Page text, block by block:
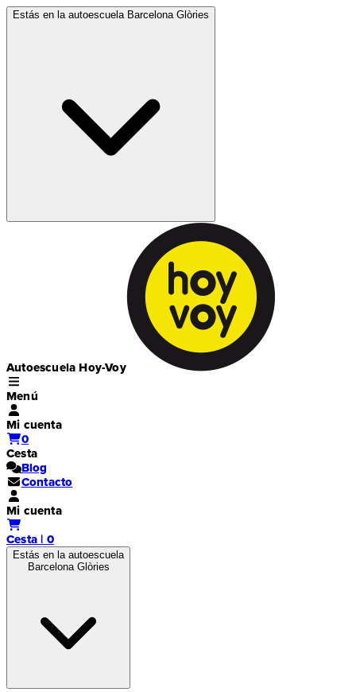
Estás en la autoescuela Barcelona Glòries
Autoescuela Hoy-Voy
Menú
Mi cuenta
0
Cesta
Blog
Contacto
Mi cuenta
Cesta | 0
Estás en la autoescuela
Barcelona Glòries